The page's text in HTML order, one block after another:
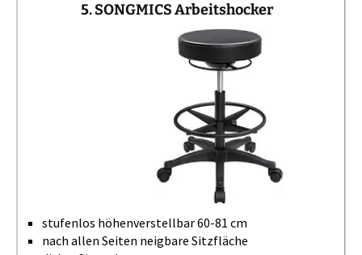
5. SONGMICS Arbeitshocker
stufenlos höhenverstellbar 60-81 cm
nach allen Seiten neigbare Sitzfläche